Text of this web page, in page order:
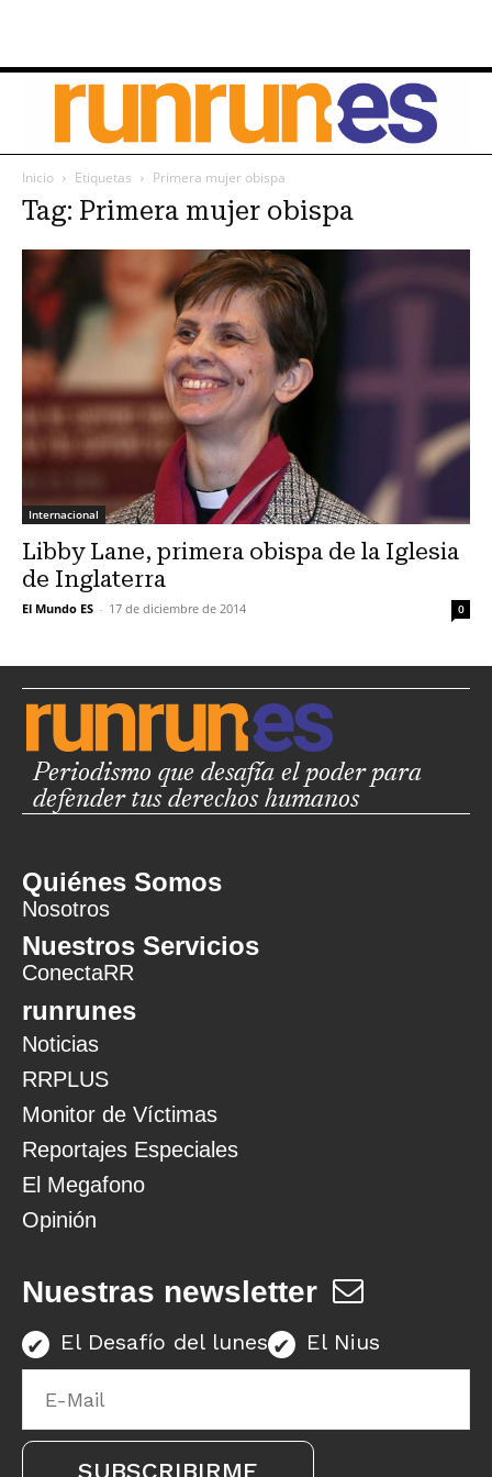
Inicio Etiquetas Primera mujer obispa
Tag: Primera mujer obispa
Internacional
Libby Lane, primera obispa de la Iglesia
de Inglaterra
El Mundo ES - 17 de diciembre de 2014 0
Periodismo que desafía el poder para
defender tus derechos humanos
Quiénes Somos
Nosotros
Nuestros Servicios
ConectaRR
runrunes
Noticias
RRPLUS
Monitor de Víctimas
Reportajes Especiales
El Megafono
Opinión
Nuestras newsletter
El Desafío del lunes El Nius